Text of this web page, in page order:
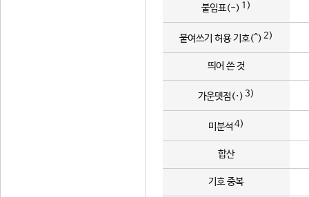
붙임표(-) 1)
붙여쓰기 허용 기호(^) 2)
띄어 쓴 것
가운뎃점(·) 3)
미분석 4)
합산
기호 중복